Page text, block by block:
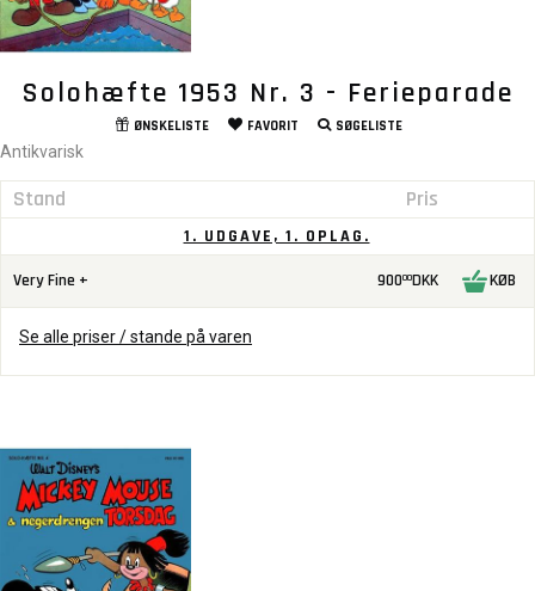
Solohæfte 1953 Nr. 3 - Ferieparade
ØNSKELISTE FAVORIT SØGELISTE
Antikvarisk
Stand Pris
1. UDGAVE, 1. OPLAG.
Very Fine + 90000DKK KØB
Se alle priser / stande på varen